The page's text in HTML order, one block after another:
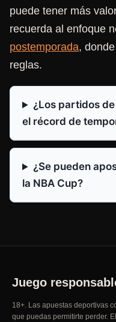
puede tener más
recuerda al enfoque
postemporada,
reglas.
¿Los partidos
el récord de
¿Se pueden
la NBA Cup?
Juego
18+. Las apuestas deportivas
que puedas permitirte perder.